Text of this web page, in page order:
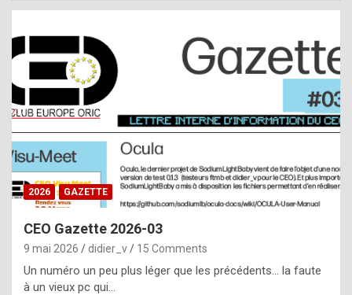
t
s
t
a
s
i
e
f
2026 GAZETTE
CEO Gazette 2026-03
9 mai 2026 didier_v 15 Comments
Un numéro un peu plus léger que les précédents… la faute
à un vieux pc qui…